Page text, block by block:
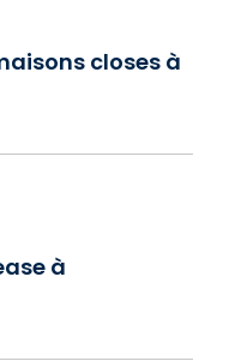
closes à
à